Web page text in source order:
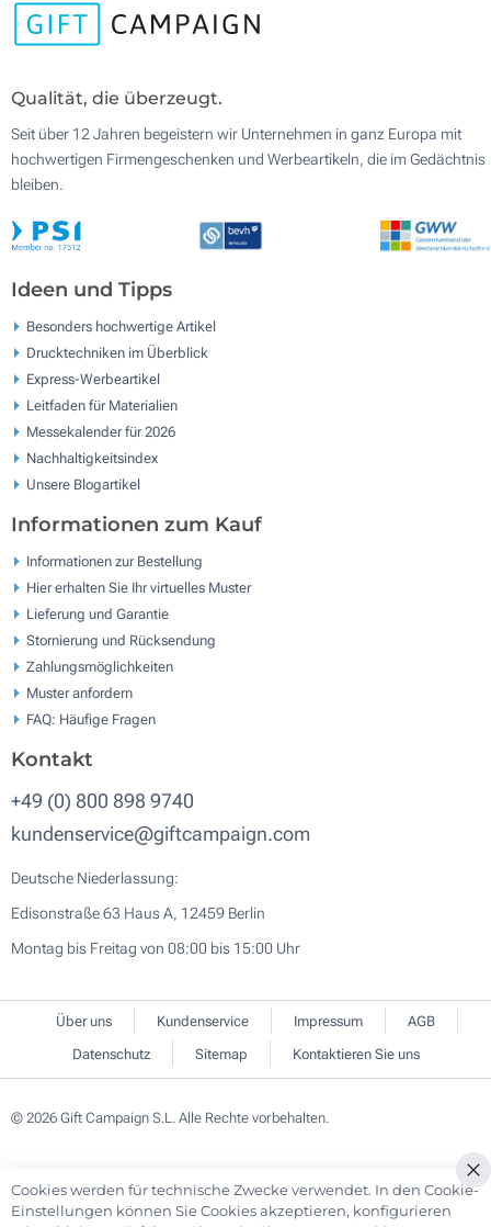
Qualität, die überzeugt.
Seit über 12 Jahren begeistern wir Unternehmen in ganz Europa mit
hochwertigen Firmengeschenken und Werbeartikeln, die im Gedächtnis
bleiben.
Ideen und Tipps
Besonders hochwertige Artikel
Drucktechniken im Überblick
Express-Werbeartikel
Leitfaden für Materialien
Messekalender für 2026
Nachhaltigkeitsindex
Unsere Blogartikel
Informationen zum Kauf
Informationen zur Bestellung
Hier erhalten Sie Ihr virtuelles Muster
Lieferung und Garantie
Stornierung und Rücksendung
Zahlungsmöglichkeiten
Muster anfordern
FAQ: Häufige Fragen
Kontakt
+49 (0) 800 898 9740
kundenservice@giftcampaign.com
Deutsche Niederlassung:
Edisonstraße 63 Haus A, 12459 Berlin
Montag bis Freitag von 08:00 bis 15:00 Uhr
Über uns Kundenservice Impressum
AGB
Datenschutz
Sitemap Kontaktieren Sie uns
© 2026 Gift Campaign S.L. Alle Rechte vorbehalten.
Cookies werden für technische Zwecke verwendet. In den Cookie-
Einstellungen können Sie Cookies akzeptieren, konfigurieren